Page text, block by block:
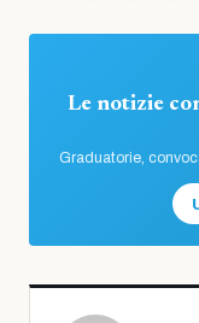
Le notizie
Graduatorie,